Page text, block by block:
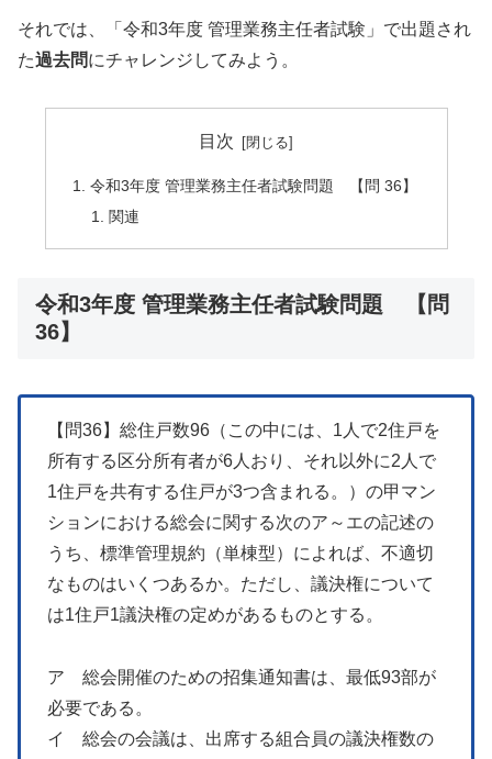
それでは、「令和3年度 管理業務主任者試験」で出題され
た過去問にチャレンジしてみよう。
目次
令和3年度 管理業務主任者試験問題 【問 36】
関連
令和3年度 管理業務主任者試験問題 【問
36】
【問36】総住戸数96（この中には、1人で2住戸を
所有する区分所有者が6人おり、それ以外に2人で
1住戸を共有する住戸が3つ含まれる。）の甲マン
ションにおける総会に関する次のア～エの記述の
うち、標準管理規約（単棟型）によれば、不適切
なものはいくつあるか。ただし、議決権について
は1住戸1議決権の定めがあるものとする。
ア 総会開催のための招集通知書は、最低93部が
必要である。
イ 総会の会議は、出席する組合員の議決権数の